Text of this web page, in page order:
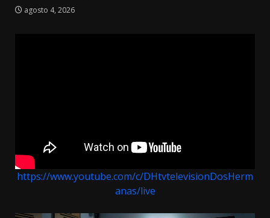
agosto 4, 2026
https://www.youtube.com/c/DHtvtelevisionDosHerm
anas/live